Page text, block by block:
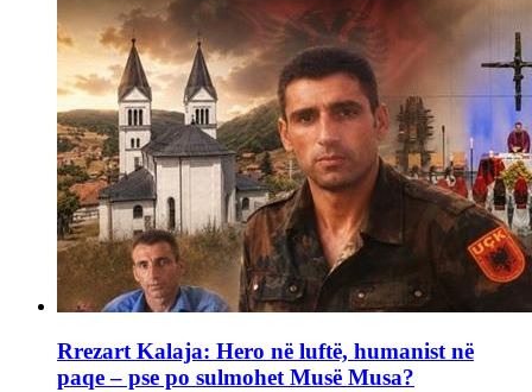
Rrezart Kalaja: Hero në luftë, humanist në
paqe – pse po sulmohet Musë Musa?